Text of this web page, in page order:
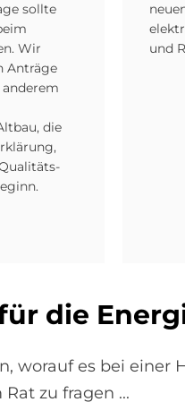
sollte
Wir
Anträge
die
und
die
worauf es bei
zu fragen ...